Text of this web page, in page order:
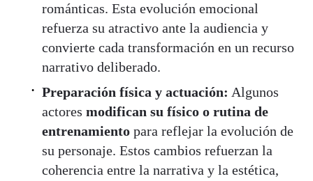
románticas. Esta evolución emocional
refuerza su atractivo ante la audiencia y
convierte cada transformación en un recurso
narrativo deliberado.
Preparación física y actuación: Algunos
actores modifican su físico o rutina de
entrenamiento para reflejar la evolución de
su personaje. Estos cambios refuerzan la
coherencia entre la narrativa y la estética,